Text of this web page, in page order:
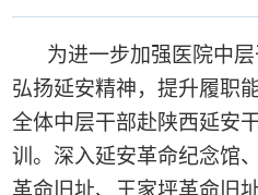
为进一步加强医院中
弘扬延安精神，提升履职
全体中层干部赴陕西延安
训。深入延安革命纪念馆
革命旧址、王家坪革命旧